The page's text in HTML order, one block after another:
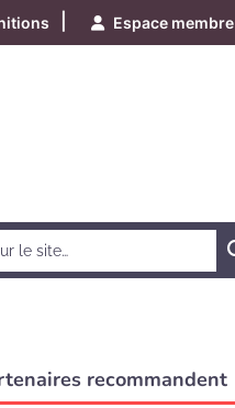
Espace membre
recommandent